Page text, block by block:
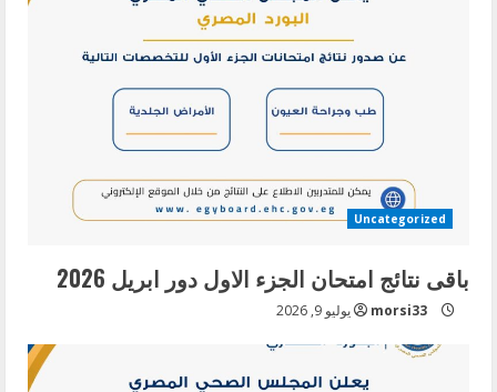
Uncategorized
باقى نتائج امتحان الجزء الاول دور ابريل 2026
morsi33 يوليو 9, 2026